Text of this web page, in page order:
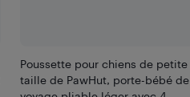
Poussette pour chiens de petite
taille de PawHut, porte-bébé de